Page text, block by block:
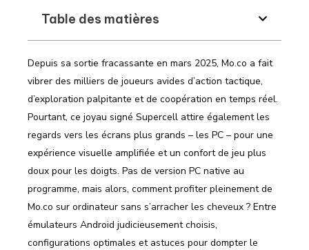
Table des matières
Depuis sa sortie fracassante en mars 2025, Mo.co a fait
vibrer des milliers de joueurs avides d’action tactique,
d’exploration palpitante et de coopération en temps réel.
Pourtant, ce joyau signé Supercell attire également les
regards vers les écrans plus grands – les PC – pour une
expérience visuelle amplifiée et un confort de jeu plus
doux pour les doigts. Pas de version PC native au
programme, mais alors, comment profiter pleinement de
Mo.co sur ordinateur sans s’arracher les cheveux ? Entre
émulateurs Android judicieusement choisis,
configurations optimales et astuces pour dompter le